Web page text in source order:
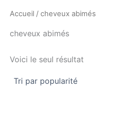
Accueil / cheveux abimés
cheveux abimés
Voici le seul résultat